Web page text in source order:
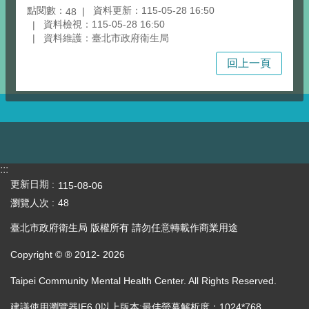
點閱數： 48
資料更新：115-05-28 16:50
資料檢視：115-05-28 16:50
資料維護：臺北市政府衛生局
回上一頁
:::
更新日期
115-08-06
瀏覽人次
48
臺北市政府衛生局 版權所有 請勿任意轉載作商業用途
Copyright © ® 2012- 2026
Taipei Community Mental Health Center. All Rights Reserved.